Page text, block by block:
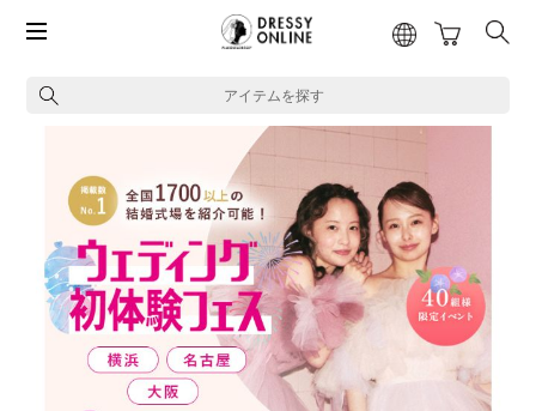
アイテムを探す